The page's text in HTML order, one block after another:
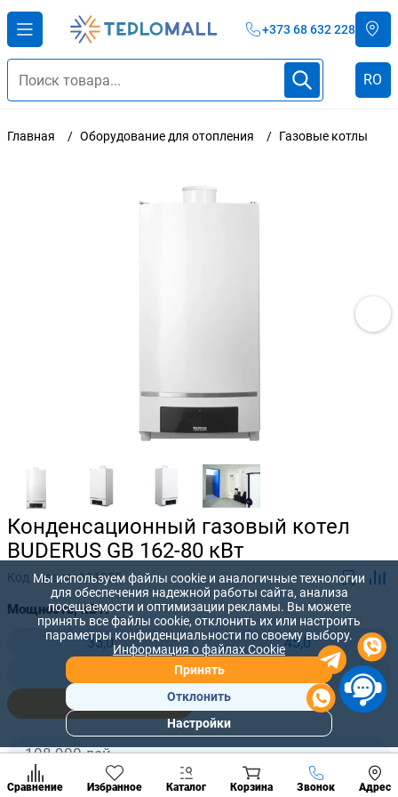
+373 68 632 228
RO
Главная Оборудование для отопления Газовые котлы
Конденсационный газовый котел
BUDERUS GB 162-80 кВт
Код товара:111055
Мощность, кВт:
35,0
45,0
108 900 лей
99 000 лей +
Сравнение Избранное Каталог Корзина Звонок Адрес
Позвонить
разделы
Мы используем файлы cookie и аналогичные технологии
для обеспечения надежной работы сайта, анализа
посещаемости и оптимизации рекламы. Вы можете
принять все файлы cookie, отклонить их или настроить
параметры конфиденциальности по своему выбору.
Информация о файлах Cookie
Принять
Отклонить
Настройки